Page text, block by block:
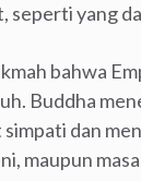
yang
bahwa
Buddha
dan
maupun